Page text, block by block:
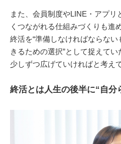
また、会員制度やLINE・アプ
くつながれる仕組みづくりも進
終活を“準備しなければならない
きるための選択”として捉えてい
少しずつ広げていければと考え
終活とは人生の後半に“自分